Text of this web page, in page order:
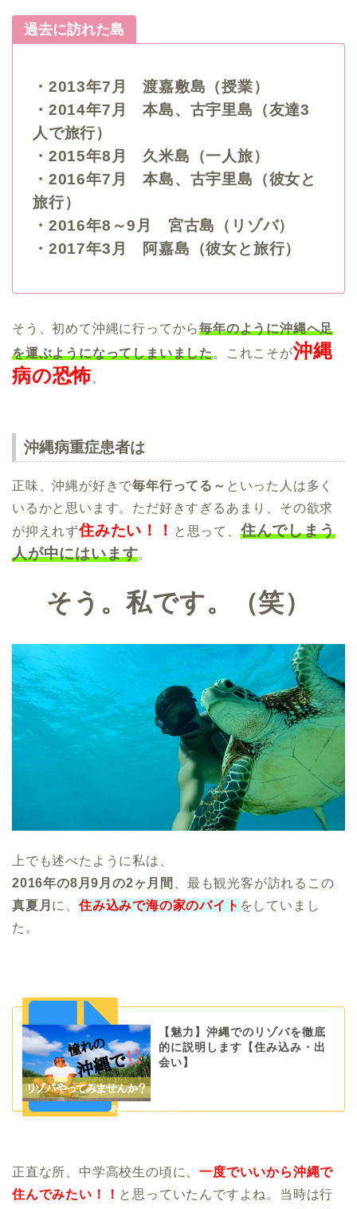
過去に訪れた島
・2013年7月 渡嘉敷島（授業）
・2014年7月 本島、古宇里島（友達3
人で旅行）
・2015年8月 久米島（一人旅）
・2016年7月 本島、古宇里島（彼女と
旅行）
・2016年8～9月 宮古島（リゾバ）
・2017年3月 阿嘉島（彼女と旅行）
そう、初めて沖縄に行ってから毎年のように沖縄へ足
を運ぶようになってしまいました。これこそが沖縄
病の恐怖。
沖縄病重症患者は
正味、沖縄が好きで毎年行ってる～ といった人は多く
いるかと思います。ただ好きすぎるあまり、その欲求
が抑えれず住みたい！！ と思って、 住んでしまう
人が中にはいます。
そう。私です。（笑）
上でも述べたように私は、
2016年の8月9月の2ヶ月間
、最も観光客が訪れるこの
真夏月 に、住み込みで海の家のバイト をしていまし
た。
【魅力】沖縄でのリゾバを徹底
的に説明します【住み込み・出
会い】
正直な所、中学高校生の頃に、一度でいいから沖縄で
住んでみたい！！ と思っていたんですよね。当時は行